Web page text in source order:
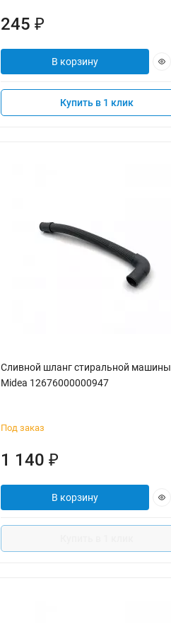
245 ₽
В корзину
Купить в 1 клик
Сливной шланг стиральной машины
Midea 12676000000947
Под заказ
1 140 ₽
В корзину